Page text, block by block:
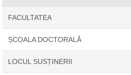
FACULTATEA
ȘCOALA DOCTORALĂ
LOCUL SUSȚINERII